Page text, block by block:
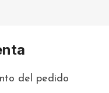
del pedido